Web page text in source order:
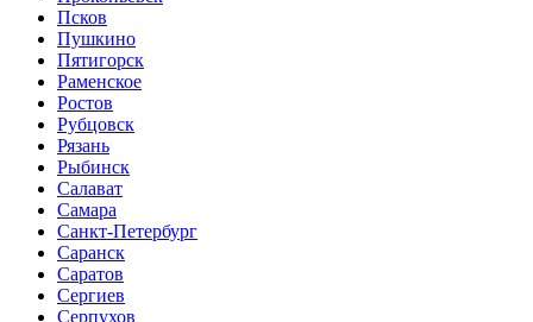
Псков
Пушкино
Пятигорск
Раменское
Ростов
Рубцовск
Рязань
Рыбинск
Салават
Самара
Санкт-Петербург
Саранск
Саратов
Сергиев
Серпухов